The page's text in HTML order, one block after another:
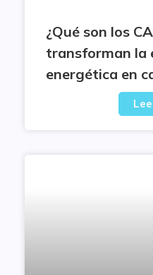
¿Qué son los
transforman la
energética en